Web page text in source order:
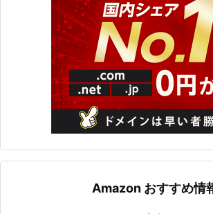
Amazon おすすめ情